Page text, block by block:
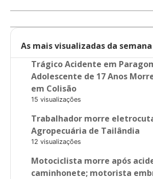
As mais visualizadas da semana
Trágico Acidente em
Adolescente de 17 Anos
em Colisão
15 visualizações
Trabalhador morre
Agropecuária de Tailândia
12 visualizações
Motociclista morre após
caminhonete; motorista